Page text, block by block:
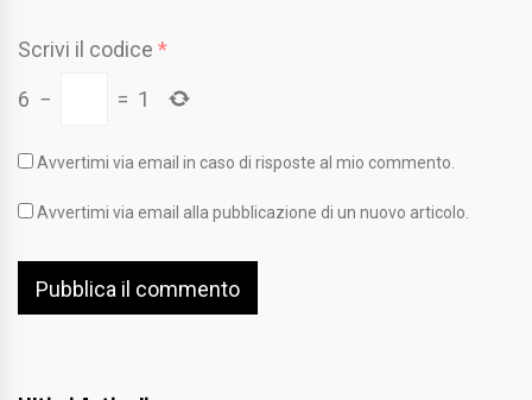
Scrivi il codice *
6 − = 1
Avvertimi via email in caso di risposte al mio commento.
Avvertimi via email alla pubblicazione di un nuovo articolo.